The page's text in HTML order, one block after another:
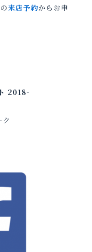
来店予約からお申